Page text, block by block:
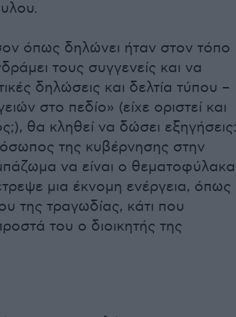
όπως δηλώνει ήταν στον τόπο
τους συγγενείς και να
δηλώσεις και δελτία τύπου –
στο πεδίο» (είχε οριστεί και
θα κληθεί να δώσει εξηγήσεις:
της κυβέρνησης στην
να είναι ο
μια έκνομη ενέργεια, όπως
της τραγωδίας, κάτι που
του ο διοικητής της